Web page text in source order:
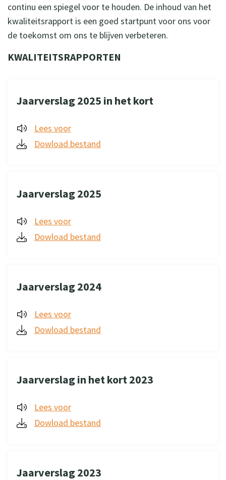
continu een spiegel voor te houden. De inhoud van het
kwaliteitsrapport is een goed startpunt voor ons voor
de toekomst om ons te blijven verbeteren.
KWALITEITSRAPPORTEN
Jaarverslag 2025 in het kort
Lees voor
Dowload bestand
Jaarverslag 2025
Lees voor
Dowload bestand
Jaarverslag 2024
Lees voor
Dowload bestand
Jaarverslag in het kort 2023
Lees voor
Dowload bestand
Jaarverslag 2023